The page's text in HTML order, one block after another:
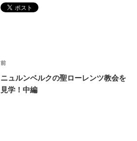
投
稿
ナ
前
の
投
前
ニュルンベルクの聖ローレンツ教会を
見学！中編